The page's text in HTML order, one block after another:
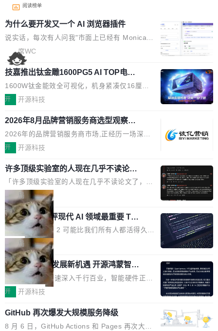
阅读榜单
为什么要开发又一个 AI 浏览器插件
说实话，每次有人问我"市面上已经有 Monica、
Sider、Copilot for Chrome 这些 AI 浏览器插件
了，你为什么还要再做一个"，我都觉得这个问题
问得好。 因为我自己也是从用户变成开发者的。
现有产品的天花板 我用过不少 AI 浏览器插件。
刚开始觉得都挺好——选中一段文字，弹出解
要。但用久了你会发现，它们本质上都是同一类
东西：一个带网页上下文的聊天框。 它们能读取
页面的文本，然后把文本丢给大模型，再返回一
段回答。仅此而已。 这当然有用，但总觉得差点
意思。比如我在一个后台管理系统里，需要填50
个表单字段，每个字段还有联动逻辑；比如我
想...
席WC
技嘉推出钛金雕1600PG5 AI TOP电
源：为发烧级主机与本地AI算力打造旗
舰供电方案
1600W钛金能效全可视化，机身紧凑仅16厘米
继2026台北电脑展首度亮相后，技嘉科技近日正
电源专为发烧级DIY主机与本地AI算力平台打
造，整机长度仅16厘米，提供1600W额定功率
与80PLUS钛金能效；支持ATX 3.1与PCIe 5.1
规范，结合服务器级元件、完善供电线材与内置
实时LCD监控屏，可充分满足当下高阶PC主机
的严苛使用需求。 澎湃功率，紧凑机身 钛金雕1
600PG5 AI TOP具备强悍输出功率，同时实现
机身尺寸大幅精简。整机长度仅16厘米，属于同
功率段机身尺寸十分紧凑的1600W电源产品。小
巧机身有效提升市面主流标准A...
开 开源科技
2026年8月品牌营销服务商选型观察：
从流量思维到品牌资产思维的范式转移
2026年的品牌营销服务商市场,正经历一场深刻
的价值重构。全球全案品牌代理机构市场从2025
复合增长率达5.44%,预计2032年将突破120亿美
元。数字广告与公共关系相关服务市场更是从20
25年的8463亿美元扩张至2026年的8763亿美
元。数字的背后是一个清晰的事实——品牌对专
业化营销服务的需求从未如此迫切。 但市场扩容
的同时,服务商的竞争逻辑正在改变。2026年Top
Agency年度合辑的观察指出,“产品”这个离消费
者最近的载体,在整个品牌营销层面的权重显著变
高了。全域营销服务商的竞争正在从规模转向深
度,案例厚度、全域覆盖、多线协同...
开 开源科技
许多顶级实验室的人现在几乎不读论文
了
「许多顶级实验室的人现在几乎不读论文了，而
且他们认为 ICLR/ICML/NeurIPS 充斥着大量过
度宣传和欺诈。」 OpenAI 研究员 Keller Jorda
n 这条推文引发了广泛讨论。他不是在说风凉
话，他是说出了一个圈内人尽皆知但很少公开捅
破的事实。 Jordan 随后补充了一句软化声明：
「我不认为这些会议上大部分论文都在过度宣传
或造假。问题是，作为读者，如果你筛选出那些
看起来最令人兴奋的论文，那它们大部分都是过
度宣传的。」 这才是真正的痛点。不是所有论文
都有问题，是最吸引眼球的那批论文最有问题。
他引用的帖子来自 Mathew Shen，一位 ICLR 2
026 的读者：「看了篇 ...
局
xAI 前工程师评现代 AI 领域最重要 Top
3 开源项目
Flash Attention 2 可能比我们所有人都活得久。
这句话不是来自某个技术博客，而是出自 Hieu
Pham 的一条推文。Hieu Pham 是谁？他是 xAI
的早期工程师之一，在 Grok 训练基础设施团队
工作过。近日他在 X 上发了一条帖子，列出了他
认为现代 AI 领域最重要的三个开源项目。 第一
理由很具体。FA 系列不需要解释，但 FA2 是他
认为最重要的一个——复杂度恰到好处，刚好能
局
共商智能硬件发展新机遇 开源鸿蒙智能
硬件开发者日杭州站即将举行
随着万物智联加速深入千行百业，智能硬件正从
单点设备迈向智能化、网联化、协同化发展。作
鸿蒙通过统一技术底座和分布式能力，为不同类
型智能设备的开发、连接与互联提供关键支撑，
开 开源科技
GitHub 再次爆发大规模服务降级
8 月 6 日，GitHub Actions 和 Pages 再次大规